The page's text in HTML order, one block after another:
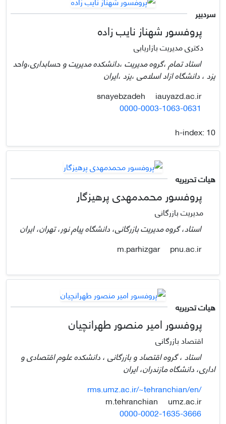
سردبیر
پروفسور شهناز نایب زاده
دکتری مدیریت بازاریابی
استاد تمام ،گروه مدیریت ،دانشکده مدیریت و حسابداری،واحد
یزد ، دانشگاه ازاد اسلامی ،یزد ،ایران
snayebzadeh
iauyazd.ac.ir
0000-0003-1063-0631
h-index:10
هیات تحریریه
پروفسور محمدمهدی پرهیزگار
مدیریت بازرگانی
استاد، گروه مدیریت بازرگانی، دانشگاه پیام نور، تهران، ایران
m.parhizgar
pnu.ac.ir
هیات تحریریه
پروفسور امیر منصور طهرانچیان
اقتصاد بازرگانی
استاد ، گروه اقتصاد و بازرگانی ، دانشکده علوم اقتصادی و
اداری، دانشگاه مازندران، ایران
rms.umz.ac.ir/~tehranchian/en/
m.tehranchian
umz.ac.ir
0000-0002-1635-3666